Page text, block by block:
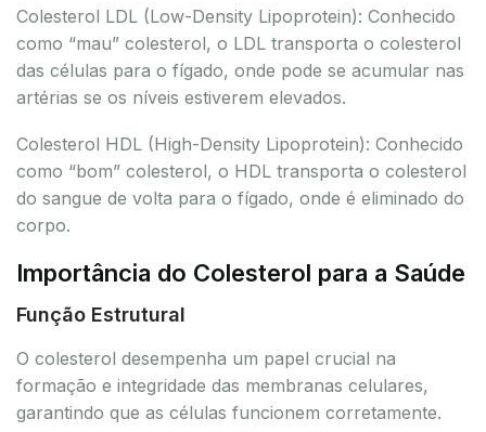
Colesterol LDL (Low-Density Lipoprotein): Conhecido
como “mau” colesterol, o LDL transporta o colesterol
das células para o fígado, onde pode se acumular nas
artérias se os níveis estiverem elevados.
Colesterol HDL (High-Density Lipoprotein): Conhecido
como “bom” colesterol, o HDL transporta o colesterol
do sangue de volta para o fígado, onde é eliminado do
corpo.
Importância do Colesterol para a Saúde
Função Estrutural
O colesterol desempenha um papel crucial na
formação e integridade das membranas celulares,
garantindo que as células funcionem corretamente.